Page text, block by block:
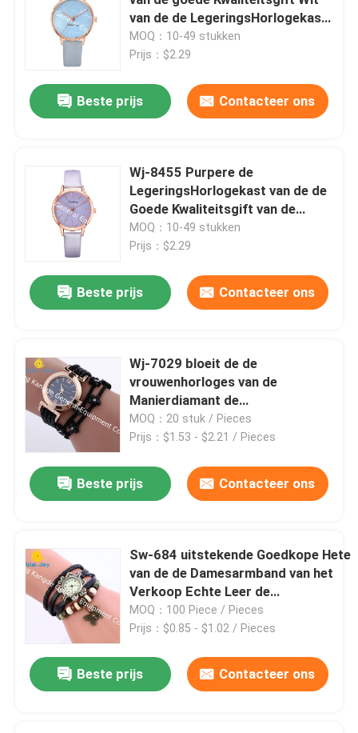
van de de LegeringsHorlogekast
van de het Leerband de
Riemhorloge
MOQ：10-49 stukken
Prijs：$2.29
Beste prijs Contacteer ons
Wj-8455 Purpere de
LegeringsHorlogekast van de de
Goede Kwaliteitsgift van de
Maniervrouw Dame Leather
Watch
MOQ：10-49 stukken
Prijs：$2.29
Beste prijs Contacteer ons
Wj-7029 bloeit de de
vrouwenhorloges van de
Manierdiamant de
armbandpolshorloges van het
armband handwatches leer
MOQ：20 stuk / Pieces
Prijs：$1.53 - $2.21 / Pieces
Beste prijs Contacteer ons
Sw-684 uitstekende Goedkope Hete
van de de Damesarmband van het
Verkoop Echte Leer de
Polshorlogesvlinder/
MOQ：100 Piece / Pieces
Prijs：$0.85 - $1.02 / Pieces
Beste prijs Contacteer ons